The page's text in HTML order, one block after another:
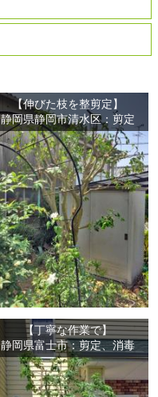
【伸びた枝を整剪定】
静岡県静岡市清水区：剪定
【丁寧な作業で】
静岡県富士市：剪定、消毒